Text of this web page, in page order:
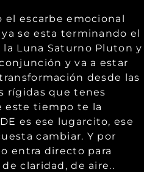
el escarbe emocional
se esta terminando el
la Luna Saturno Pluton y
y va a estar
desde las
rígidas que tenes
este tiempo te la
es ese lugarcito, ese
cambiar. Y por
entra directo para
claridad, de aire..